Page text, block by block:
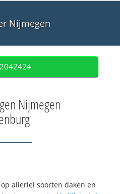
Nijmegen
Nijmegen
allerlei soorten daken en